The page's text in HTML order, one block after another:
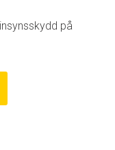
på